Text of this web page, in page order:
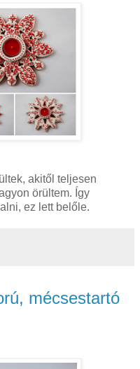
akitől teljesen
örültem. Így
ez lett belőle.
mécsestartó